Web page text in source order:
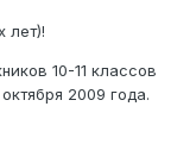
лет)!
10-11 классов
2009 года.